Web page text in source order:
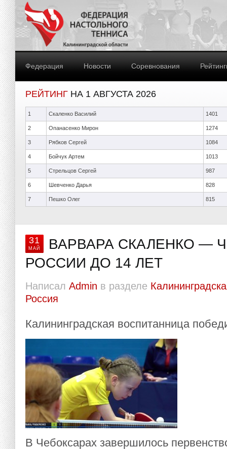
Федерация Новости Соревнования
РЕЙТИНГ НА 1 АВГУСТА 2026
1 Скаленко Василий 1401
2 Опанасенко Мирон 1274
3 Рябков Сергей 1084
4 Бойчук Артем 1013
5 Стрельцов Сергей 987
6 Шевченко Дарья 828
7 Пешко Олег 815
31
МАЙ
ВАРВАРА СКАЛЕНКО —
РОССИИ ДО 14 ЛЕТ
Написал Admin в разделе
Россия
Калининградская воспитанница
В Чебоксарах завершилось